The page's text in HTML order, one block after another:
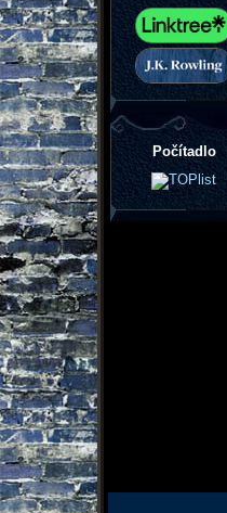
Počítadlo